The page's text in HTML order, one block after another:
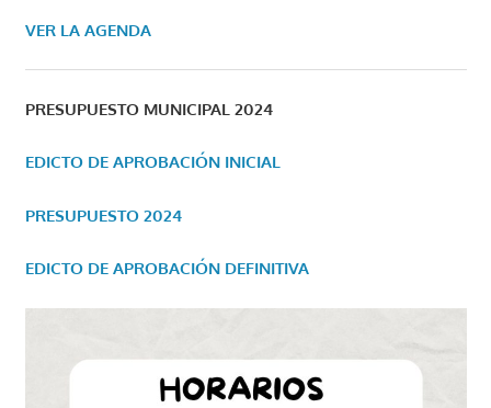
VER LA AGENDA
PRESUPUESTO MUNICIPAL 2024
EDICTO DE APROBACIÓN INICIAL
PRESUPUESTO 2024
EDICTO DE APROBACIÓN DEFINITIVA